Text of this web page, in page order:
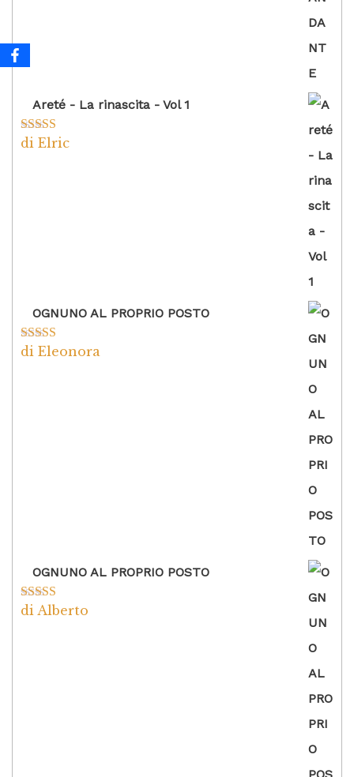
Areté - La rinascita - Vol 1
Valutato5
di Elric
OGNUNO AL PROPRIO POSTO
Valutato5su
di Eleonora
OGNUNO AL PROPRIO POSTO
Valutato5su
di Alberto